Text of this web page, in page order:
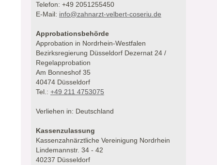
Telefon: +49 2051255450
E-Mail: info@zahnarzt-velbert-coseriu.de
Approbationsbehörde
Approbation in Nordrhein-Westfalen
Bezirksregierung Düsseldorf Dezernat 24 /
Regelapprobation
Am Bonneshof 35
40474 Düsseldorf
Tel.: +49 211 4753075
Verliehen in: Deutschland
Kassenzulassung
Kassenzahnärztliche Vereinigung Nordrhein
Lindemannstr. 34 - 42
40237 Düsseldorf